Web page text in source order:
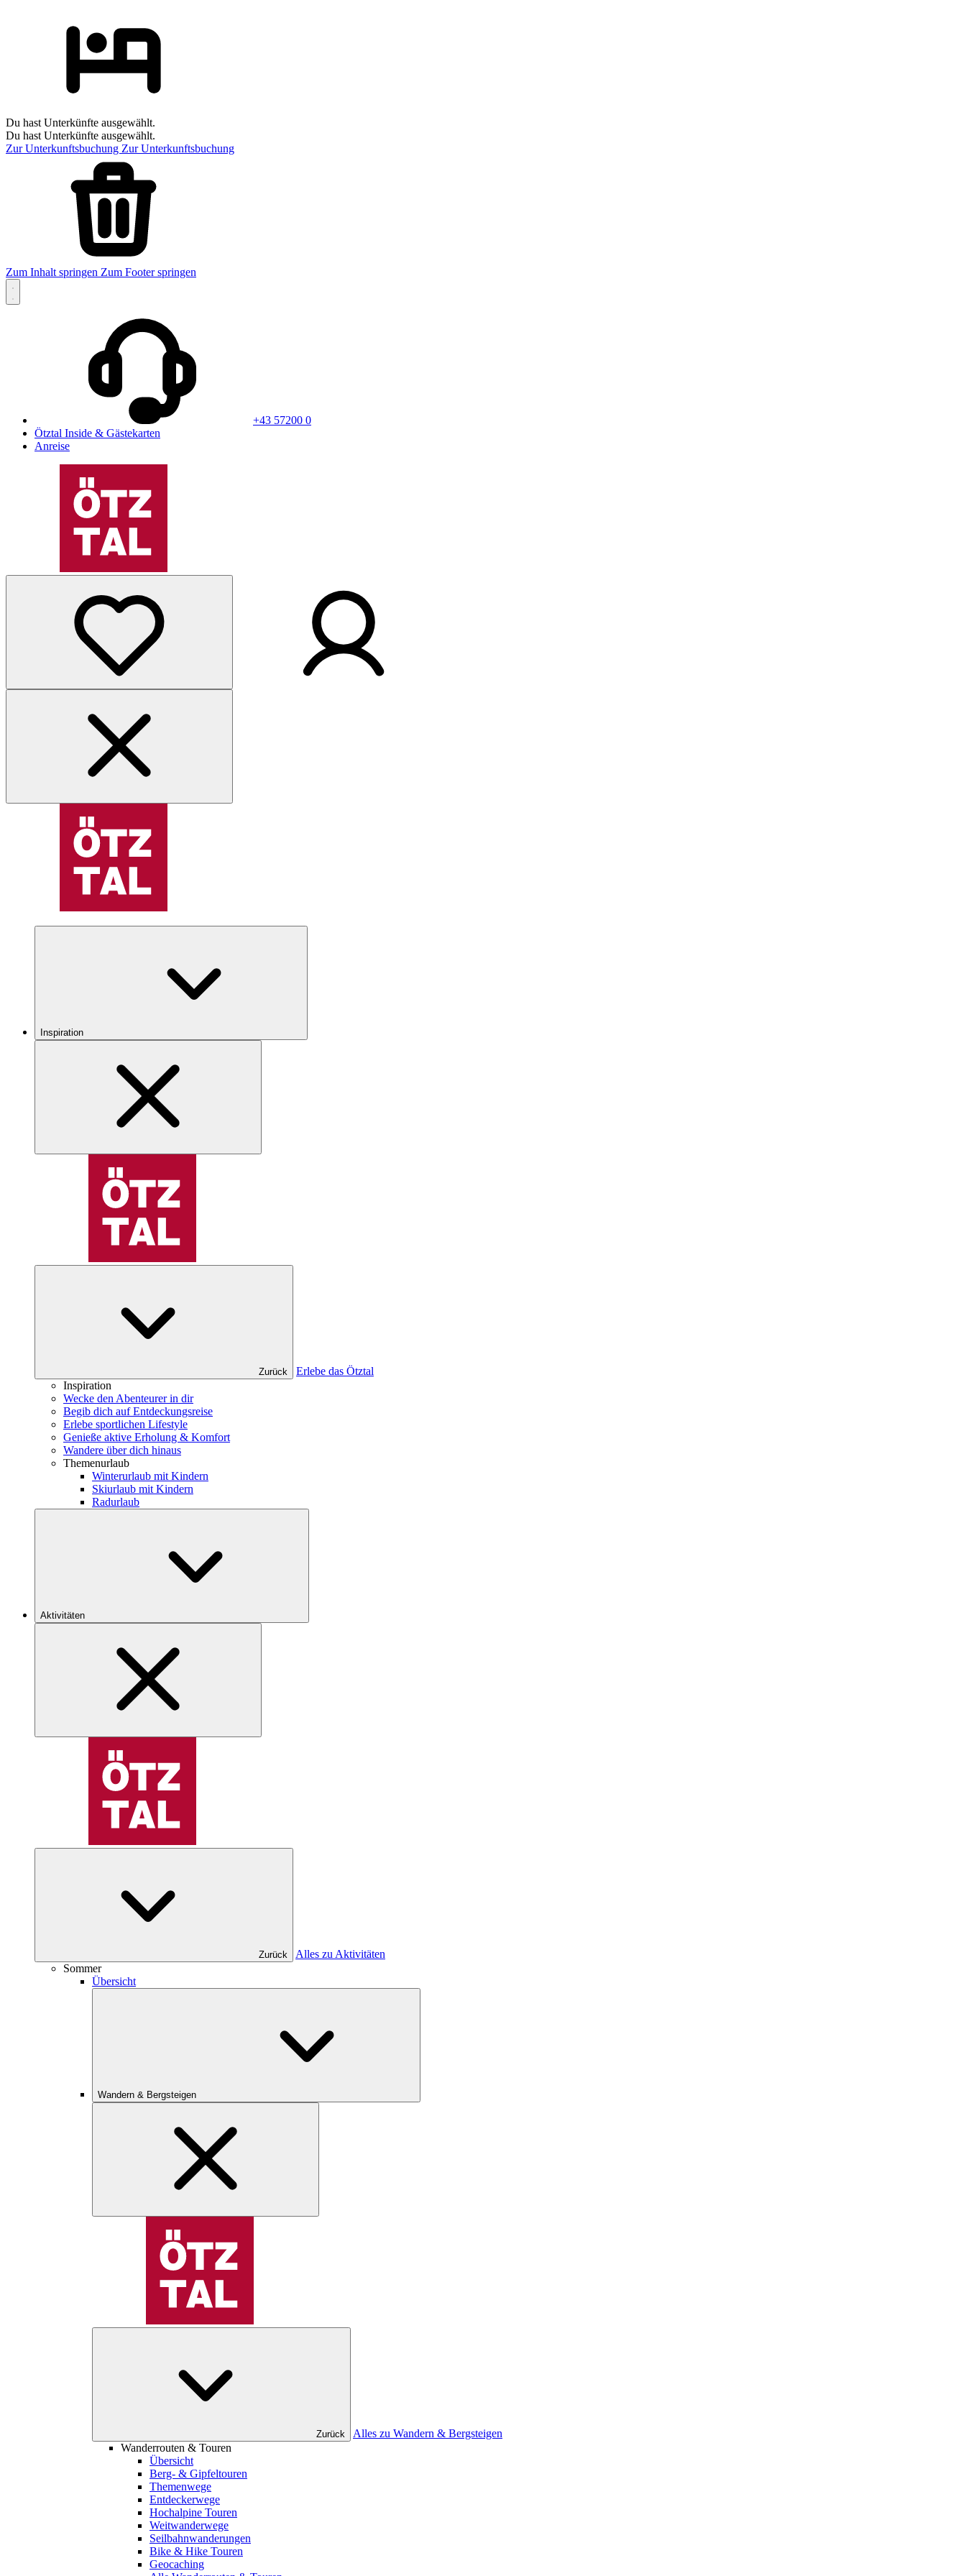
Du hast Unterkünfte ausgewählt.
Du hast Unterkünfte ausgewählt.
Zur Unterkunftsbuchung Zur Unterkunftsbuchung
Zum Inhalt springen Zum Footer springen
+43 57200 0
Ötztal Inside & Gästekarten
Anreise
Inspiration
Zurück
Erlebe das Ötztal
Inspiration
Wecke den Abenteurer in dir
Begib dich auf Entdeckungsreise
Erlebe sportlichen Lifestyle
Genieße aktive Erholung & Komfort
Wandere über dich hinaus
Themenurlaub
Winterurlaub mit Kindern
Skiurlaub mit Kindern
Radurlaub
Aktivitäten
Zurück
Alles zu Aktivitäten
Sommer
Übersicht
Wandern & Bergsteigen
Zurück
Alles zu Wandern & Bergsteigen
Wanderrouten & Touren
Übersicht
Berg- & Gipfeltouren
Themenwege
Entdeckerwege
Hochalpine Touren
Weitwanderwege
Seilbahnwanderungen
Bike & Hike Touren
Geocaching